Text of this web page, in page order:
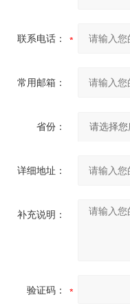
联系电话：
常用邮箱：
省份：
详细地址：
补充说明：
验证码：